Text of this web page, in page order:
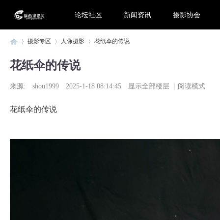
论坛社区 新闻资讯 摄影协会
广 ›
摄影专区
›
人像摄影 花纸伞的传说
花纸伞的传说
来源: shou1999 2025-1-18 08:14:45 显示全部楼层 阅读模式
花纸伞的传说